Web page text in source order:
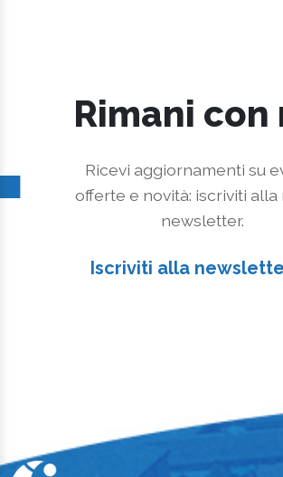
Rimani con
Ricevi aggiornamenti su
offerte e novità: iscriviti alla
newsletter.
Iscriviti alla